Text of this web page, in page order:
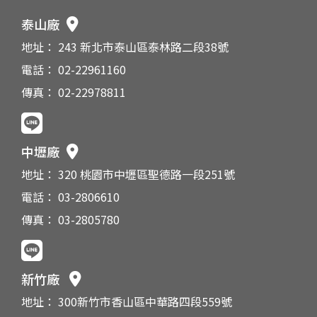
泰山廠
地址： 243 新北市泰山區泰林路二段38號
電話： 02-22961160
傳真： 02-22978811
中壢廠
地址： 320 桃園市中壢區聖德路一段251號
電話： 03-2806610
傳真： 03-2805780
新竹廠
地址： 300新竹市香山區中華路四段559號